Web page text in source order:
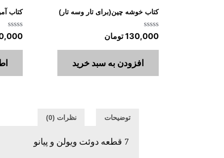
کتاب خوشه چین(برای تار وسه تار)
امتیاز
0
از
130,000 تومان
افزودن به سبد خرید
کتاب
امتیاز
0
از
توضیحات نظرات (0)
7 قطعه دوئت ویولن و پیانو